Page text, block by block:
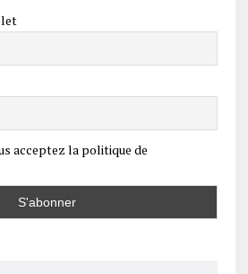
acceptez la politique de